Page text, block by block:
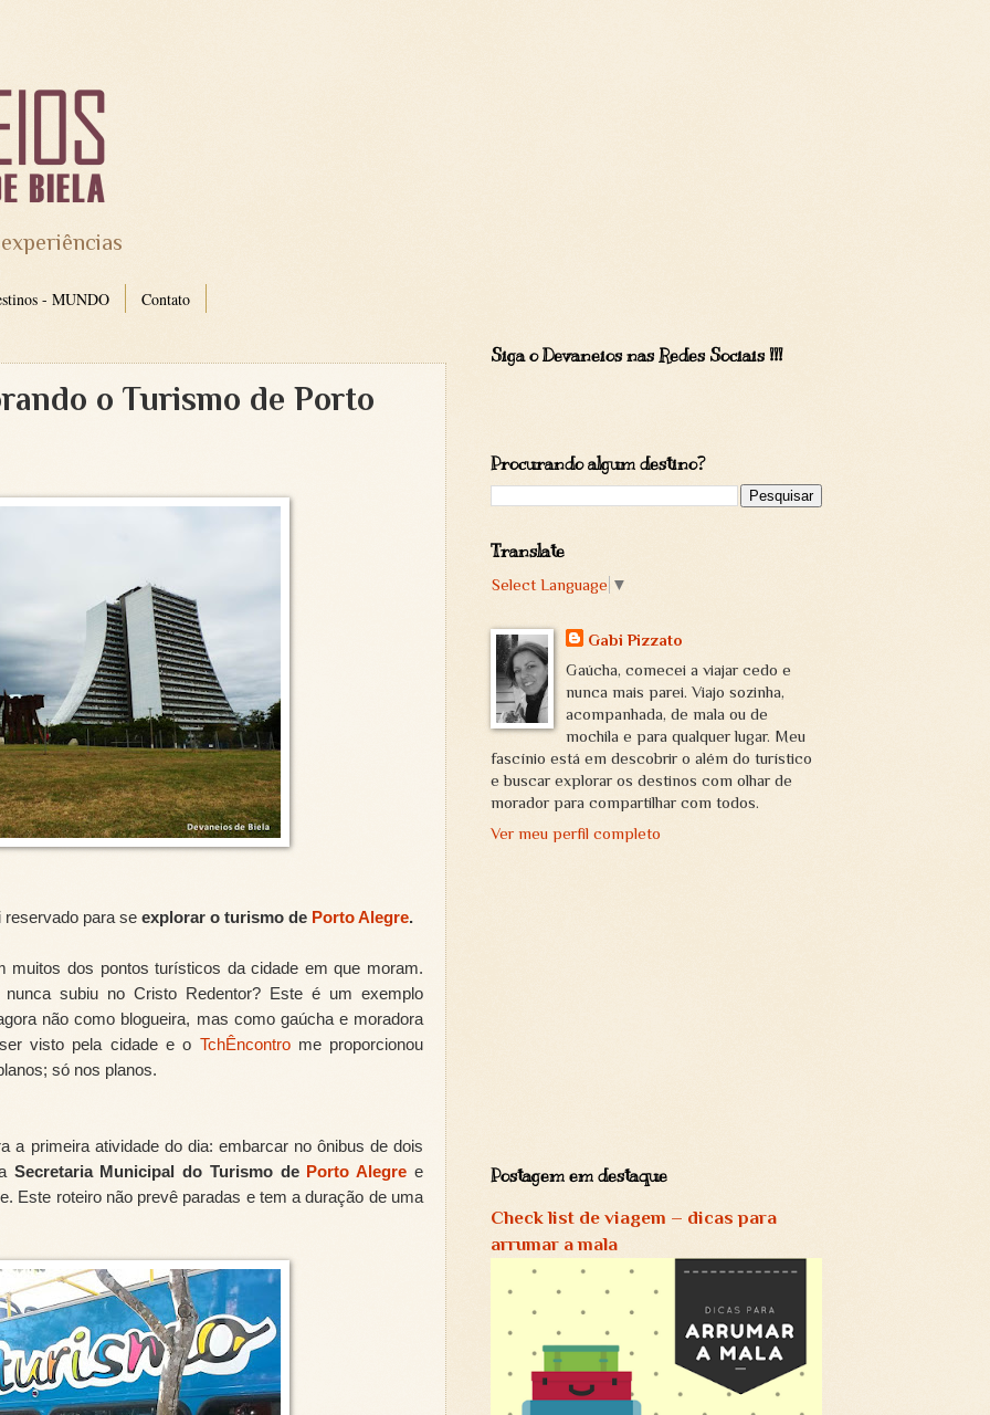
- MUNDO Contato
o Turismo de Porto
para se explorar o turismo de Porto Alegre.
muitos dos pontos turísticos da cidade em que moram.
subiu no Cristo Redentor? Este é um exemplo
não como blogueira, mas como gaúcha e moradora
visto pela cidade e o TchÊncontrome proporcionou
só nos planos.
a primeira atividade do dia: embarcar no ônibus de dois
Secretaria Municipal do Turismo de Porto Alegre e
Este roteiro não prevê paradas e tem a duração de uma
Siga o Devaneios nas Redes Sociais !!!
Procurando algum destino?
Translate
Select Language ▼
Gabi Pizzato
Gaúcha, comecei a viajar cedo e
nunca mais parei. Viajo sozinha,
acompanhada, de mala ou de
mochila e para qualquer lugar. Meu
fascínio está em descobrir o além do turístico
e buscar explorar os destinos com olhar de
morador para compartilhar com todos.
Ver meu perfil completo
Postagem em destaque
Check list de viagem – dicas para
arrumar a mala